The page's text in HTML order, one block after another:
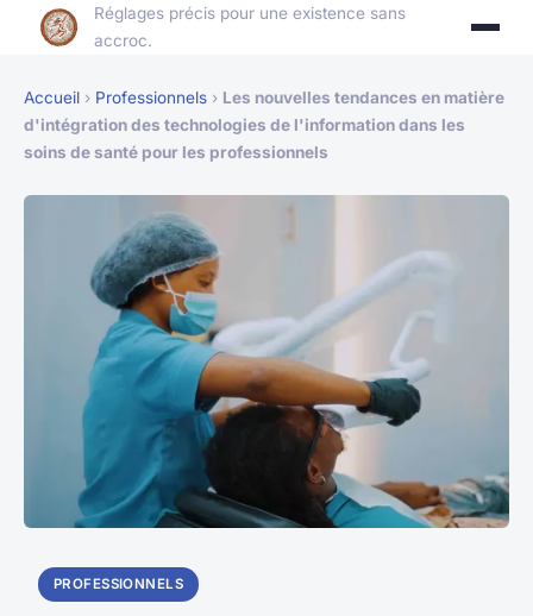
Réglages précis pour une existence sans
accroc.
Accueil › Professionnels › Les nouvelles tendances en matière
d'intégration des technologies de l'information dans les
soins de santé pour les professionnels
PROFESSIONNELS